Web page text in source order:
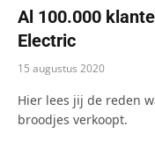
Al 100.000
Electric
15 augustus 2020
Hier lees jij de reden
broodjes verkoopt.